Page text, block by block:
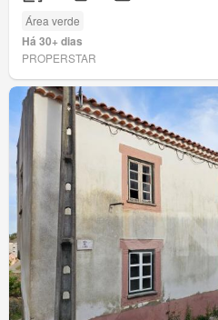
Área verde
Há 30+ dias
PROPERSTAR